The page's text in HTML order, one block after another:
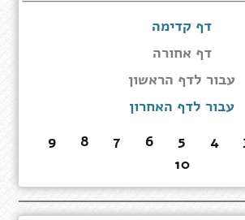
דף קדימה
דף אחורה
עבור
הראשון
עבור לדף הראשון
עבור לדף האחרון
4
5
6
7
8
9
10